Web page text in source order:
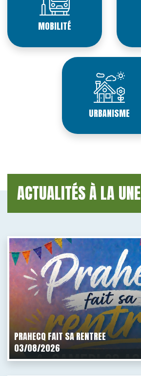
MOBILITÉ
URBANISME
ACTUALITÉS À LA UNE
PRAHECQ FAIT SA RENTREE
03/08/2026